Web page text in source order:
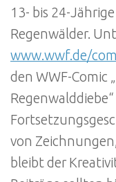
13- bis 24-
Regenwälder.
www.wwf.de/
den WWF-Comic
von
bleibt der